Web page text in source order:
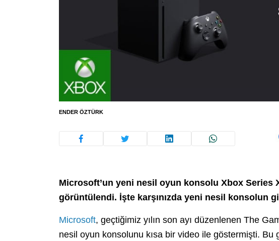
ENDER ÖZTÜRK
Microsoft’un yeni nesil oyun konsolu Xbox Series
görüntülendi. İşte karşınızda yeni nesil konsolun
Microsoft, geçtiğimiz yılın son ayı düzenlenen The
nesil oyun konsolunu kısa bir video ile göstermişti.